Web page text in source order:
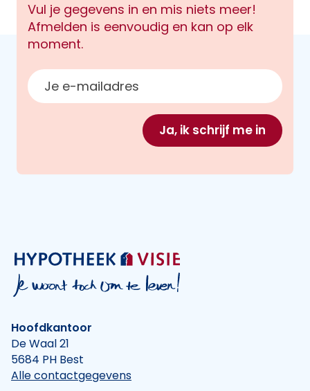
Vul je gegevens in en mis niets meer!
Afmelden is eenvoudig en kan op elk
moment.
E-mailadres
Ja, ik schrijf me in
Hoofdkantoor
De Waal 21
5684 PH Best
Alle contactgegevens